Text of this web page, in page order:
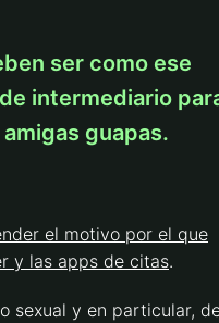
ser como ese
intermediario
guapas.
el motivo por el que
y las apps de citas.
sexual y en particular,